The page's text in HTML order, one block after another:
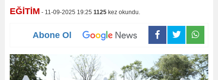
EĞİTİM - 11-09-2025 19:25 1125 kez okundu.
Abone Ol